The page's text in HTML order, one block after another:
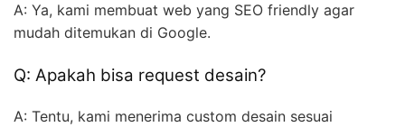
A: Ya, kami membuat web yang SEO friendly agar
mudah ditemukan di Google.
Q: Apakah bisa request desain?
A: Tentu, kami menerima custom desain sesuai